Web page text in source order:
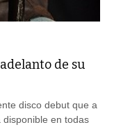
adelanto de su
disco debut que a
en todas